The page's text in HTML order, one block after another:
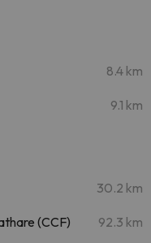
8.4 km
9.1 km
30.2 km
(CCF) 92.3 km